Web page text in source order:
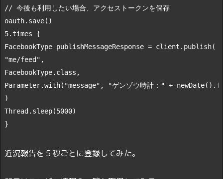
// 今後も利用したい場合、アクセストークンを保存
5. times {
"me/feed" ,
FacebookType. class ,
Parameter.with( "message" , "ゲンゾウ時計：" + newDate
)
Thread.sleep(5000)
近況報告を５秒ごとに登録してみた。